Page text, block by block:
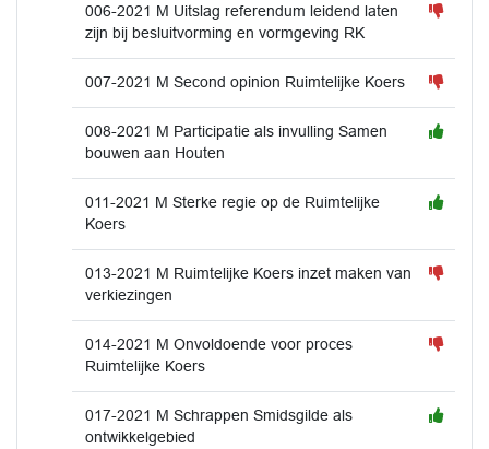
006-2021 M Uitslag referendum leidend laten
zijn bij besluitvorming en vormgeving RK
007-2021 M Second opinion Ruimtelijke Koers
008-2021 M Participatie als invulling Samen
bouwen aan Houten
011-2021 M Sterke regie op de Ruimtelijke
Koers
013-2021 M Ruimtelijke Koers inzet maken van
verkiezingen
014-2021 M Onvoldoende voor proces
Ruimtelijke Koers
017-2021 M Schrappen Smidsgilde als
ontwikkelgebied